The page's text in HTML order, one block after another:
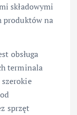
składowymi
produktów na
obsługa
terminala
sprzęt